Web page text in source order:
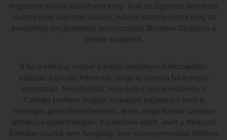
regisztert erőből szólaltatta meg. Arra az izgalmas kérdésre
viszont nem kaptunk választ, miként oldotta volna meg az
eredetileg meghirdetett tenorszólista, Brickner Szabolcs a
delikát szólamot.
S ha a néhány nappal korábbi botrányos Kékszakállú-
előadás kapcsán felmerült, hogy ki olvassa fel a regös
mondatait, felvethetjük, nem lett-e volna érdemes a
Cantata profana magyar szövegét bejátszani arról a
recsegős gramofonfelvételről, amin maga Bartók szavalja
áhítatos kappanhangján. Különösen azért, mert a Nemzeti
Énekkar ezúttal sem hangilag, sem szövegmondást illetően